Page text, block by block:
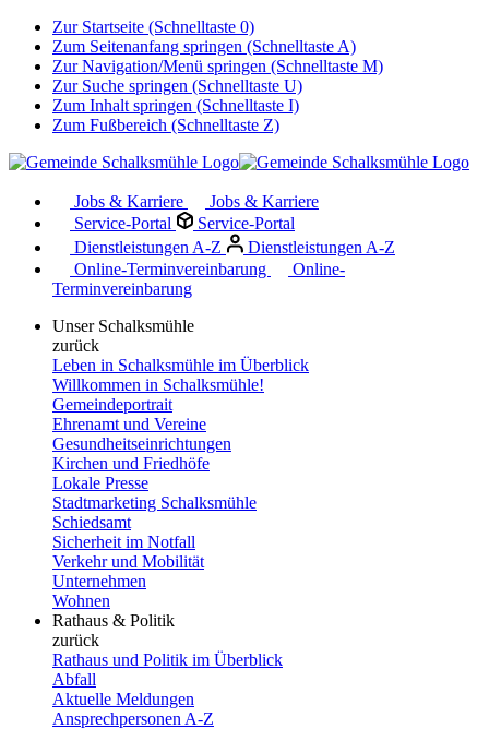
Zur Startseite (Schnelltaste 0)
Zum Seitenanfang springen (Schnelltaste A)
Zur Navigation/Menü springen (Schnelltaste M)
Zur Suche springen (Schnelltaste U)
Zum Inhalt springen (Schnelltaste I)
Zum Fußbereich (Schnelltaste Z)
Jobs & Karriere
Jobs & Karriere
Service-Portal
Service-Portal
Dienstleistungen A-Z
Dienstleistungen A-Z
Online-Terminvereinbarung
Online-
Terminvereinbarung
Unser Schalksmühle
zurück
Leben in Schalksmühle im Überblick
Willkommen in Schalksmühle!
Gemeindeportrait
Ehrenamt und Vereine
Gesundheitseinrichtungen
Kirchen und Friedhöfe
Lokale Presse
Stadtmarketing Schalksmühle
Schiedsamt
Sicherheit im Notfall
Verkehr und Mobilität
Unternehmen
Wohnen
Rathaus & Politik
zurück
Rathaus und Politik im Überblick
Abfall
Aktuelle Meldungen
Ansprechpersonen A-Z